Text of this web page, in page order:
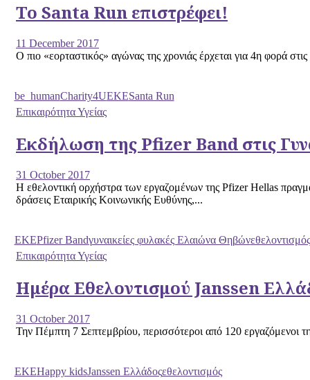
Το Santa Run επιστρέφει!
11 December 2017
Ο πιο «εορταστικός» αγώνας της χρονιάς έρχεται για 4η φορά
be_humanCharity4UEKESanta Run
Επικαιρότητα Υγείας
Εκδήλωση της Pfizer Band στις
31 October 2017
Η εθελοντική ορχήστρα των εργαζομένων της Pfizer Hellas
δράσεις Εταιρικής Κοινωνικής Ευθύνης,...
EKEPfizer Bandγυναικείες φυλακές Ελαιώνα Θηβώνεθελοντισμός
Επικαιρότητα Υγείας
Ημέρα Εθελοντισμού Janssen
31 October 2017
Την Πέμπτη 7 Σεπτεμβρίου, περισσότεροι από 120 εργαζόμενοι
EKEHappy kidsJanssen Ελλάδοςεθελοντισμός